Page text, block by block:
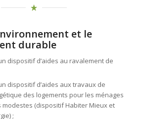
et le
durable
dispositif d’aides au ravalement de
dispositif d’aides aux travaux de
des logements pour les ménages
modestes (dispositif Habiter Mieux et
;